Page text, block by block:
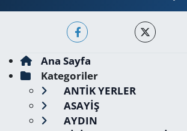
Ana Sayfa
Kategoriler
ANTİK YERLER
ASAYİŞ
AYDIN